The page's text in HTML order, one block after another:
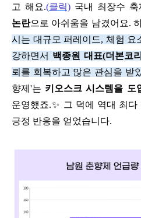
고 해요.(클릭) 국내 최장수 축
논란으로 아쉬움을 남겼어요.
시는 대규모 퍼레이드, 체험 요
강하면서 백종원 대표(더본코
뢰를 회복하고 많은 관심을 받
향제 '는 키오스크 시스템을 도
운영했죠.✨ 그 덕에 역대 최다
긍정 반응을 얻었습니다.